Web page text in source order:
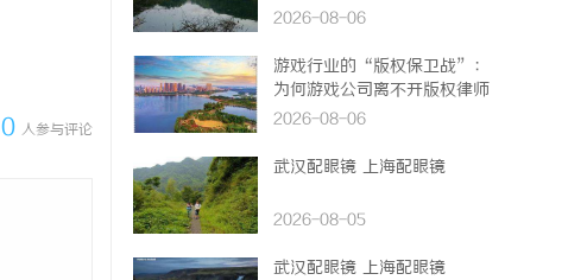
0 人参与评论
2026-08-06
游戏行业的“版权保卫战”：
为何游戏公司离不开版权律师
2026-08-06
武汉配眼镜 上海配眼镜
2026-08-05
武汉配眼镜 上海配眼镜